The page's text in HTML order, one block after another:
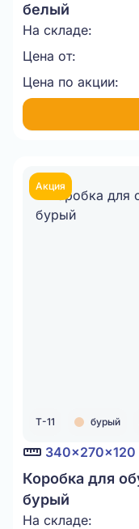
белый
На складе:
Цена от:
Цена по акции:
Акция
Т-11 бурый
340x270x120
Коробка для
бурый
На складе: